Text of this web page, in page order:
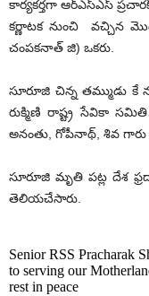
కార్యకర్తగా ఆర్ఎస్ఎస్
కర్ణాటక నుంచి వచ్చిన
చంపకనాత్ జి) ఒకరు.
సూరూజి చిన్న తమ్ముడు కే
రుక్మిణి రాష్ట్ర సేవికా సమితి
అనంతు, గోపీనాథ్, శివ గారు
సూరూజి మృతి పట్ల దేశ
తెలియచేసారు.
Senior RSS Pracharak
to serving our
rest in peace